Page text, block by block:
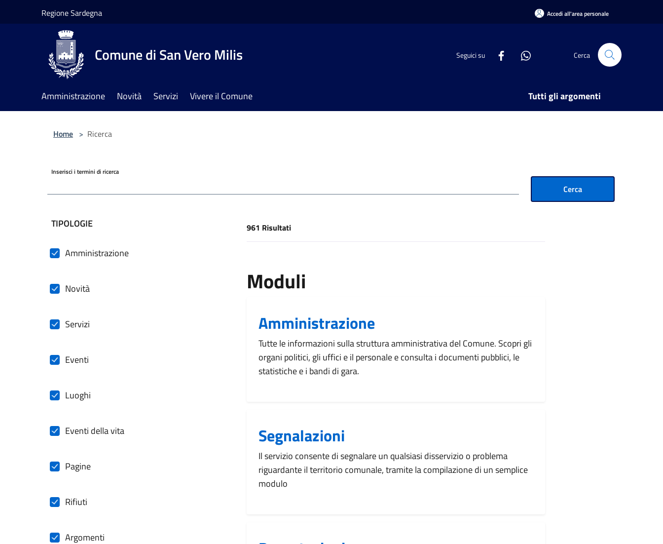
Regione Sardegna Accedi all'area personale
Comune di San Vero Milis Seguici su Cerca
Amministrazione Novità Servizi Vivere il Comune Tutti gli argomenti
Home > Ricerca
Inserisci i termini di ricerca
Cerca
filtri da applicare
TIPOLOGIE
Amministrazione
Novità
Servizi
Eventi
Luoghi
Eventi della vita
Pagine
Rifiuti
Argomenti
[results] Risultati
961 Risultati
Moduli
Amministrazione
Tutte le informazioni sulla struttura amministrativa del Comune. Scopri gli
organi politici, gli uffici e il personale e consulta i documenti pubblici, le
statistiche e i bandi di gara.
Segnalazioni
Il servizio consente di segnalare un qualsiasi disservizio o problema
riguardante il territorio comunale, tramite la compilazione di un semplice
modulo